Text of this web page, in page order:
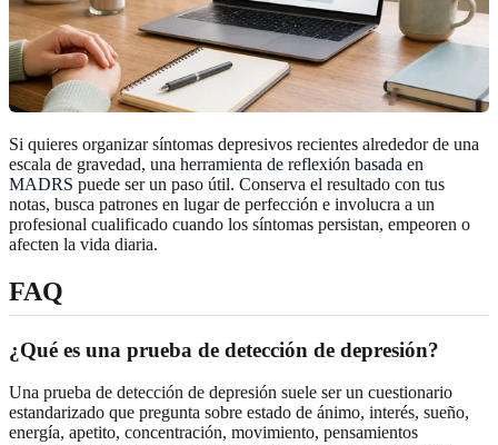
Si quieres organizar síntomas depresivos recientes alrededor de una
escala de gravedad, una herramienta de reflexión basada en
MADRS puede ser un paso útil. Conserva el resultado con tus
notas, busca patrones en lugar de perfección e involucra a un
profesional cualificado cuando los síntomas persistan, empeoren o
afecten la vida diaria.
FAQ
¿Qué es una prueba de detección de depresión?
Una prueba de detección de depresión suele ser un cuestionario
estandarizado que pregunta sobre estado de ánimo, interés, sueño,
energía, apetito, concentración, movimiento, pensamientos